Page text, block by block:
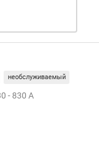
необслуживаемый
- 830 А